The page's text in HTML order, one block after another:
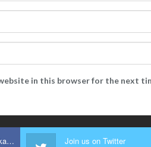
website in this browser for the next
Bergabung dengan kami Join us on Twitter